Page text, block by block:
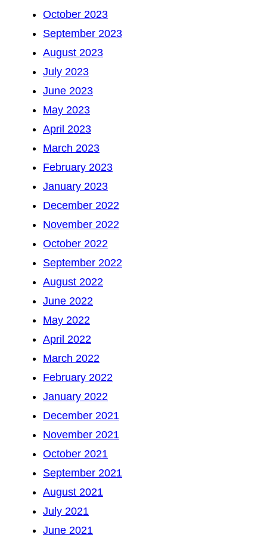
October 2023
September 2023
August 2023
July 2023
June 2023
May 2023
April 2023
March 2023
February 2023
January 2023
December 2022
November 2022
October 2022
September 2022
August 2022
June 2022
May 2022
April 2022
March 2022
February 2022
January 2022
December 2021
November 2021
October 2021
September 2021
August 2021
July 2021
June 2021